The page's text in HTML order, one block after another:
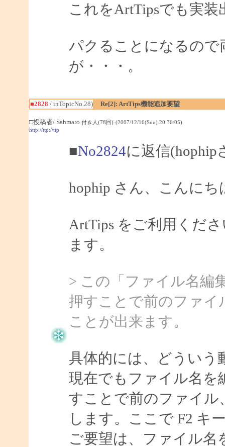
これをArtTipsでも実
パクることになるので
が・・・。
■2828 / inTopicNo.28) Re[2]: ArtTips機能追加要望
□投稿者/ Sahmaro 付き人(78回)-(2007/12/16(Sun) 20:36:05)
http://ttp://ttp
■No2824に返信(hophip
hophip さん、こんにち
ArtTips をご利用くだ
ます。
> この「ファイル名編
押すことで前のファイ
ことが出来ます。
具体的には、どういう
現在でもファイル名を
すことで前のファイル
します。ここで F2 キ
ご要望は、ファイル名